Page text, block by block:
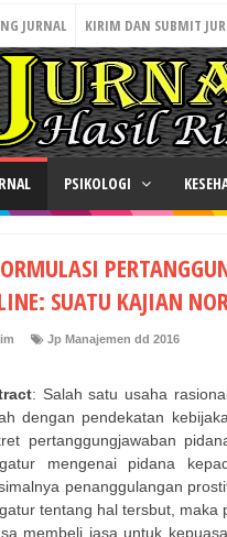
JURNAL KIRIM DAN SUBMIT
PSIKOLOGI
SUATU KAJIAN
Jp Manajemen dd 2016
: Salah satu usaha
dengan pendekatan
pertanggungjawaban
mengenai pidana
penanggulangan
tentang hal tersbut,
membeli jasa untuk